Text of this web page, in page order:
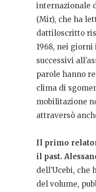
internazionale
(Mir), che ha
dattiloscritto
1968, nei
successivi
parole hanno
clima di
mobilitazione
attraversò
Il primo
il past.
dell’Ucebi, che
del volume,